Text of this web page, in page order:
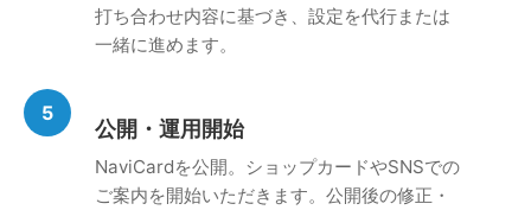
打ち合わせ内容に基づき、設定を代行または
一緒に進めます。
5
公開・運用開始
NaviCardを公開。ショップカードやSNSでの
ご案内を開始いただきます。公開後の修正・